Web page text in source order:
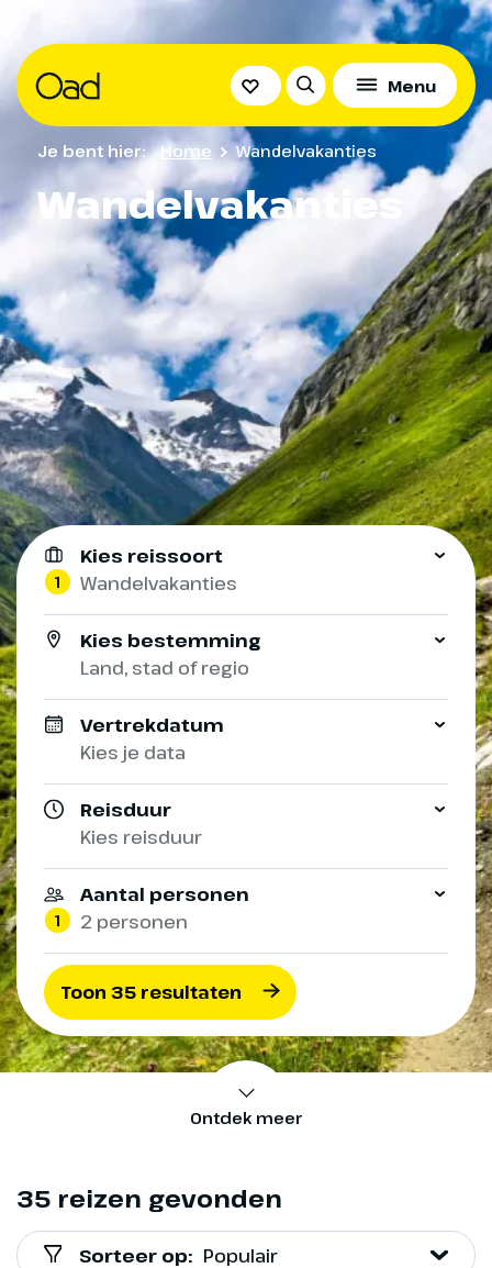
Menu
Wandelvakanties
Ontdek meer
Je bent hier: Home Wandelvakanties
Kies reissoort
1 Wandelvakanties
Kies bestemming
Land, stad of regio
Vertrekdatum
Kies je data
Reisduur
Kies reisduur
Aantal personen
1 2 personen
Toon 35 resultaten
35 reizen gevonden
Sorteer op: Populair